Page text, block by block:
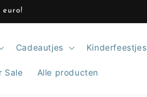
euro!
Cadeautjes Kinderfeestjes
Sale Alle producten